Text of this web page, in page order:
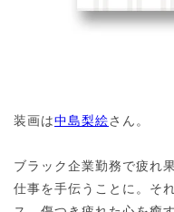
装画は中島梨絵さん。
ブラック企業勤務で疲れ
仕事を手伝うことに。そ